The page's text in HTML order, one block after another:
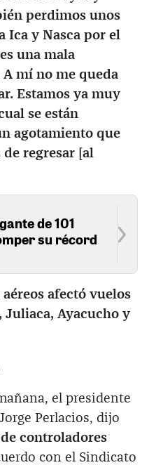
perdimos unos
Ica y Nasca por el
una mala
mí no me queda
Estamos ya muy
se están
agotamiento que
regresar [al
de 101
su récord
afectó vuelos
Juliaca, Ayacucho y
el presidente
Perlacios, dijo
controladores
con el Sindicato